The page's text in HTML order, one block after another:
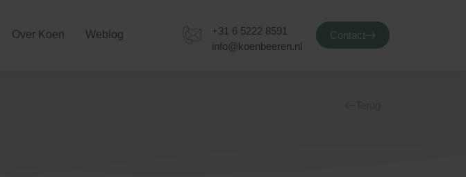
Over Koen Weblog
+31 6 5222 8591
info@koenbeeren.nl
Contact